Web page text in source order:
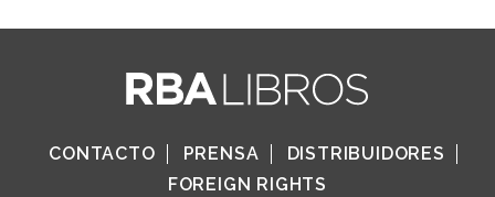
CONTACTO PRENSA
DISTRIBUIDORES
FOREIGN RIGHTS